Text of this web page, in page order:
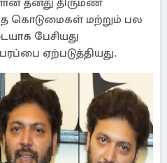
விவாகரத்து வழக்கு
உள்ள நிலையில்,
நிகழ்ச்சி ஒன்றில்,
மேடையில் வைத்து